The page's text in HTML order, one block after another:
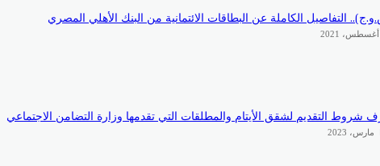
التفاصيل الكاملة عن البطاقات الائتمانية من البنك الأهلي المصري
شروط التقديم لشقق الأيتام والمطلقات التي تقدمها وزارة التضامن الاجتماعي